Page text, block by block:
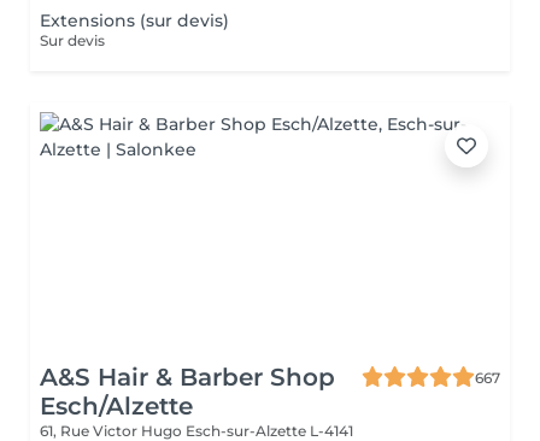
Extensions (sur devis)
Sur devis
A&S Hair & Barber Shop
Esch/Alzette
667
61, Rue Victor Hugo Esch-sur-Alzette L-4141